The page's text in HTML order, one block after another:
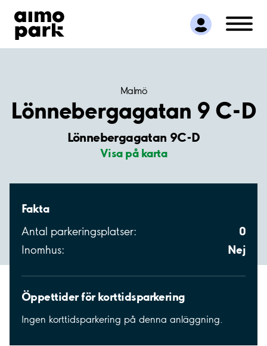
Hitta parkering
Samarbete
Kundservice
Malmö
Lönnebergagatan 9 C-D
Lönnebergagatan 9C-D
Visa på karta
Fakta
Antal parkeringsplatser: 0
Inomhus: Nej
Öppettider för korttidsparkering
Ingen korttidsparkering på denna anläggning.